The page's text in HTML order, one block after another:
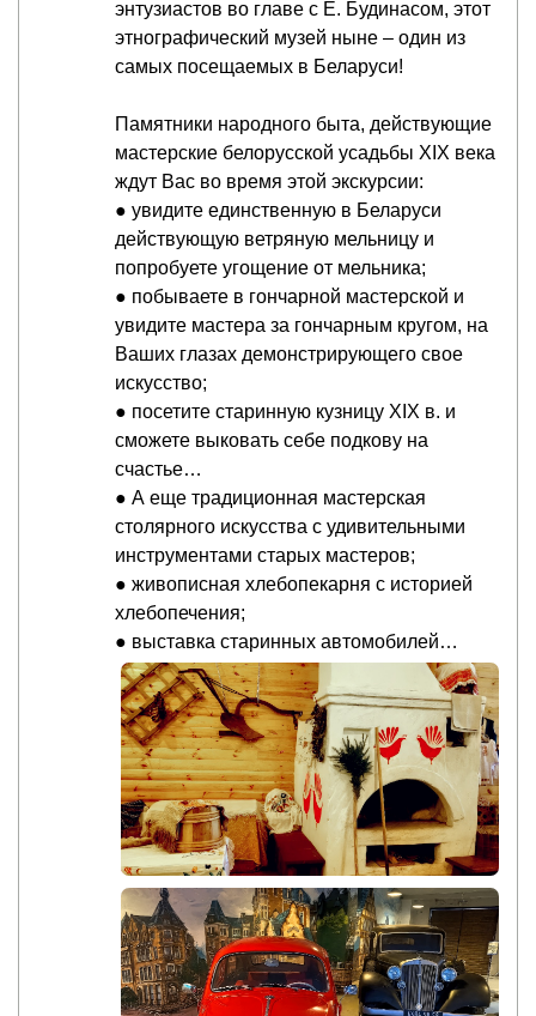
энтузиастов во главе с Е. Будинасом, этот
этнографический музей ныне – один из
самых посещаемых в Беларуси!
Памятники народного быта, действующие
мастерские белорусской усадьбы XIX века
ждут Вас во время этой экскурсии:
● увидите единственную в Беларуси
действующую ветряную мельницу и
попробуете угощение от мельника;
● побываете в гончарной мастерской и
увидите мастера за гончарным кругом, на
Ваших глазах демонстрирующего свое
искусство;
● посетите старинную кузницу XIX в. и
сможете выковать себе подкову на
счастье…
● А еще традиционная мастерская
столярного искусства с удивительными
инструментами старых мастеров;
● живописная хлебопекарня с историей
хлебопечения;
● выставка старинных автомобилей…